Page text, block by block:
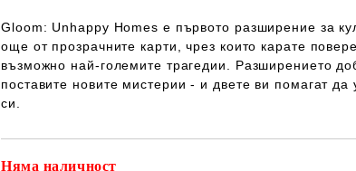
Gloom: Unhappy Homes е първото разширение за
още от прозрачните карти, чрез които карате
възможно най-големите трагедии. Разширението
поставите новите мистерии - и двете ви помагат
си.
Няма наличност